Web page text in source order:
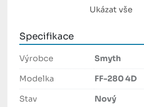
Systém pro směšování Ukázat vše
Specifikace
Výrobce
Smyth
Modelka
FF-280 4D
Stav
Nový